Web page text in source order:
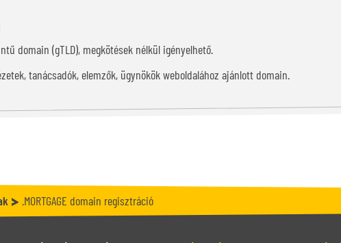
domain (gTLD), megkötések nélkül igényelhető.
tanácsadók, elemzők, ügynökök weboldalához ajánlott domain.
.MORTGAGE domain regisztráció